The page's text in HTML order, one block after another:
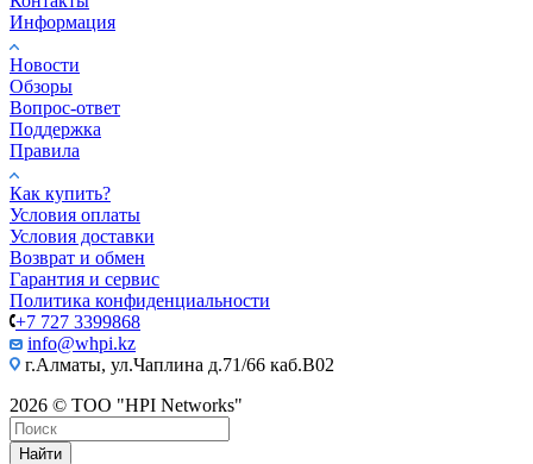
Информация
Новости
Обзоры
Вопрос-ответ
Поддержка
Правила
Как купить?
Условия оплаты
Условия доставки
Возврат и обмен
Гарантия и сервис
Политика конфиденциальности
+7 727 3399868
info@whpi.kz
г.Алматы, ул.Чаплина д.71/66 каб.B02
2026 © ТОО "HPI Networks"
Найти